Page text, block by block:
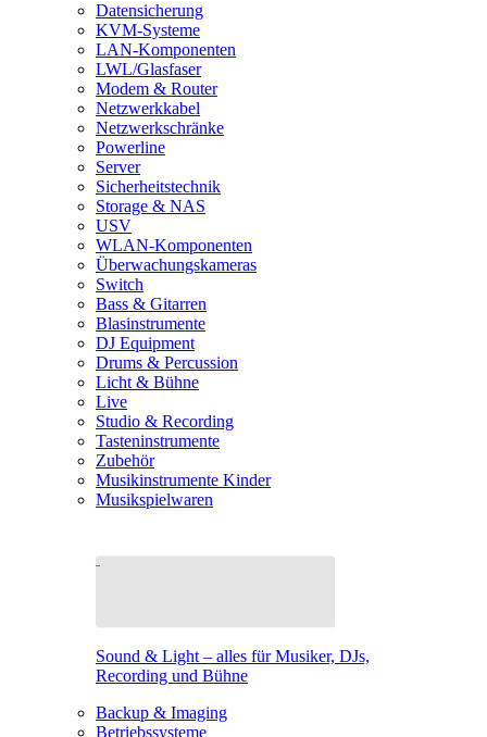
Datensicherung
KVM-Systeme
LAN-Komponenten
LWL/Glasfaser
Modem & Router
Netzwerkkabel
Netzwerkschränke
Powerline
Server
Sicherheitstechnik
Storage & NAS
USV
WLAN-Komponenten
Überwachungskameras
Switch
Bass & Gitarren
Blasinstrumente
DJ Equipment
Drums & Percussion
Licht & Bühne
Live
Studio & Recording
Tasteninstrumente
Zubehör
Musikinstrumente Kinder
Musikspielwaren
Sound & Light – alles für Musiker, DJs,
Recording und Bühne
Backup & Imaging
Betriebssysteme